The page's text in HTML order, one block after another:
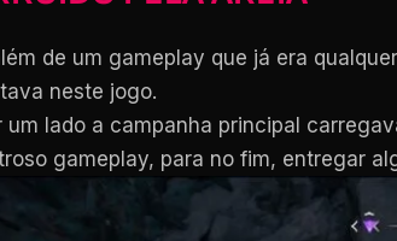
de um gameplay que já era
neste jogo.
um lado a campanha principal
gameplay, para no fim, entregar